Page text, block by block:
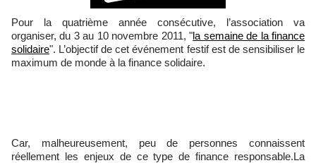
Pour la quatrième année consécutive, l’association va
organiser, du 3 au 10 novembre 2011, "la semaine de la finance
solidaire". L’objectif de cet événement festif est de sensibiliser le
maximum de monde à la finance solidaire.
Car, malheureusement, peu de personnes connaissent
réellement les enjeux de ce type de finance responsable.La